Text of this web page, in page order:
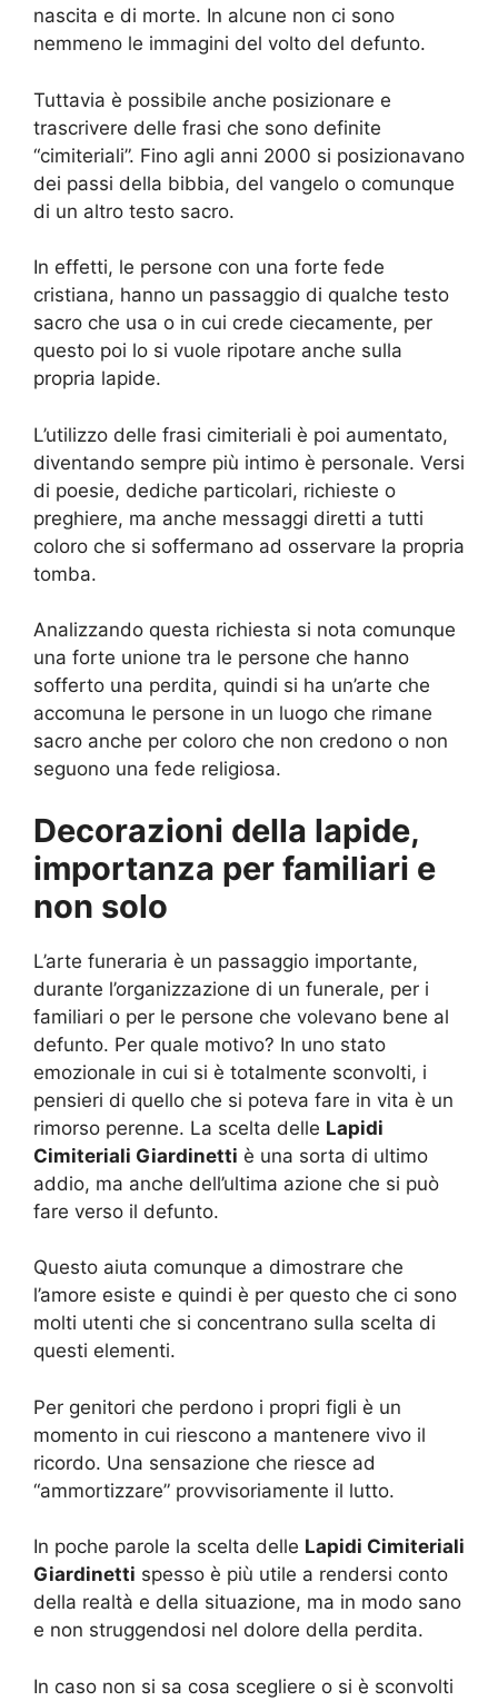
nascita e di morte. In alcune non ci sono
nemmeno le immagini del volto del defunto.
Tuttavia è possibile anche posizionare e
trascrivere delle frasi che sono definite
“cimiteriali”. Fino agli anni 2000 si posizionavano
dei passi della bibbia, del vangelo o comunque
di un altro testo sacro.
In effetti, le persone con una forte fede
cristiana, hanno un passaggio di qualche testo
sacro che usa o in cui crede ciecamente, per
questo poi lo si vuole ripotare anche sulla
propria lapide.
L’utilizzo delle frasi cimiteriali è poi aumentato,
diventando sempre più intimo è personale. Versi
di poesie, dediche particolari, richieste o
preghiere, ma anche messaggi diretti a tutti
coloro che si soffermano ad osservare la propria
tomba.
Analizzando questa richiesta si nota comunque
una forte unione tra le persone che hanno
sofferto una perdita, quindi si ha un’arte che
accomuna le persone in un luogo che rimane
sacro anche per coloro che non credono o non
seguono una fede religiosa.
Decorazioni della lapide,
importanza per familiari e
non solo
L’arte funeraria è un passaggio importante,
durante l’organizzazione di un funerale, per i
familiari o per le persone che volevano bene al
defunto. Per quale motivo? In uno stato
emozionale in cui si è totalmente sconvolti, i
pensieri di quello che si poteva fare in vita è un
rimorso perenne. La scelta delle Lapidi
Cimiteriali Giardinetti è una sorta di ultimo
addio, ma anche dell’ultima azione che si può
fare verso il defunto.
Questo aiuta comunque a dimostrare che
l’amore esiste e quindi è per questo che ci sono
molti utenti che si concentrano sulla scelta di
questi elementi.
Per genitori che perdono i propri figli è un
momento in cui riescono a mantenere vivo il
ricordo. Una sensazione che riesce ad
“ammortizzare” provvisoriamente il lutto.
In poche parole la scelta delle Lapidi Cimiteriali
Giardinetti spesso è più utile a rendersi conto
della realtà e della situazione, ma in modo sano
e non struggendosi nel dolore della perdita.
In caso non si sa cosa scegliere o si è sconvolti